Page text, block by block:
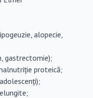
alopecie,
gastrectomie);
proteică;